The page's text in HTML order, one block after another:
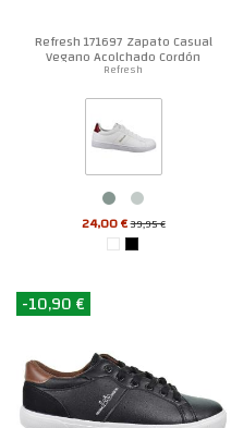
Refresh 171697 Zapato Casual
Vegano Acolchado Cordón
Hombre
Refresh
24,00 €39,95 €
-10,90 €